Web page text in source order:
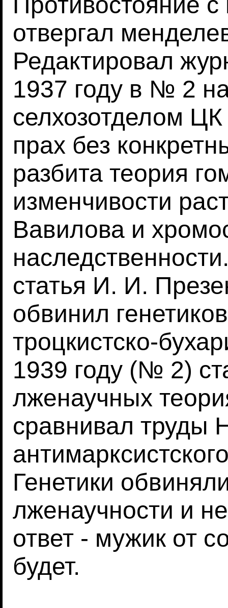
отвергал
Редактировал
1937 году в № 2
селхозотделом
прах без
разбита теория
изменчивости
Вавилова и
статья И. И.
обвинил
троцкистско-
1939 году (№ 2)
лженаучных
сравнивал труды
Генетики
лженаучности и
ответ - мужик от
будет.